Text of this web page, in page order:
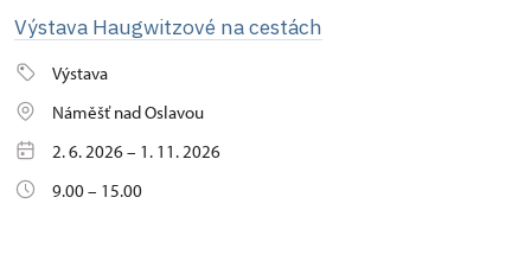
Výstava Haugwitzové na cestách
Výstava
Náměšť nad Oslavou
2. 6. 2026 – 1. 11. 2026
9.00 – 15.00